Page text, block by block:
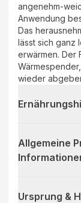
angenehm-
Anwendung
Das
lässt sich ganz
erwärmen. Der
wieder
Allgemeine
Ursprung &